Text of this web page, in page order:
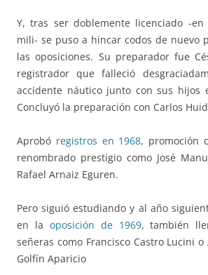
Y, tras ser doblemente licenciado -
mili- se puso a hincar codos de nuevo
las oposiciones. Su preparador fue
registrador que falleció
accidente náutico junto con sus hijos
Concluyó la preparación con Carlos
Aprobó registros en 1968, promoción
renombrado prestigio como José
Rafael Arnaiz Eguren.
Pero siguió estudiando y al año
en la oposición de 1969, también
señeras como Francisco Castro Lucini
Golfín Aparicio